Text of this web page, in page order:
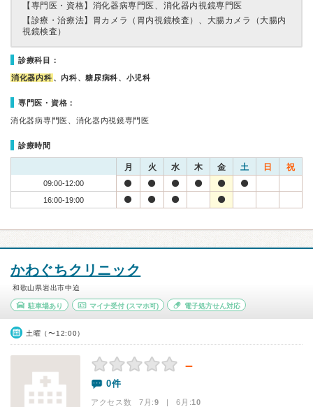
【専門医・資格】 消化器病専門医、消化器内視鏡専門医
【診療・治療法】 胃カメラ（胃内視鏡検査）、大腸カメラ（大腸内
視鏡検査）
診療科目：
消化器内科 、内科、糖尿病科、小児科
専門医・資格：
消化器病専門医、消化器内視鏡専門医
診療時間
月 火 水 木 金 土 日 祝
09:00-12:00
16:00-19:00
かわぐちクリニック
和歌山県岩出市中迫
駐車場あり マイナ受付(スマホ可) 電子処方せん対応
土曜（〜12:00）
－
0件
アクセス数 7月:9 | 6月:10